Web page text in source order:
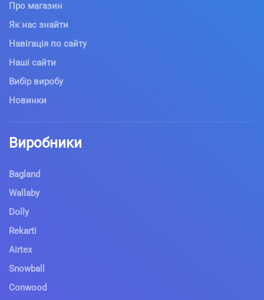
Про магазин
Як нас знайти
Навігація по сайту
Наші сайти
Вибір виробу
Новинки
Виробники
Bagland
Wallaby
Dolly
Rekarti
Airtex
Snowball
Conwood